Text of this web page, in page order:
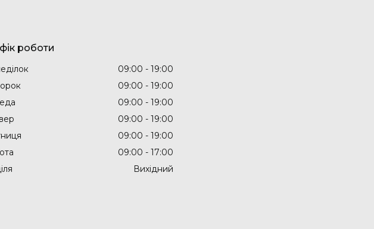
роботи
09:00
19:00
09:00
19:00
09:00
19:00
09:00
19:00
09:00
19:00
09:00
17:00
Вихідний